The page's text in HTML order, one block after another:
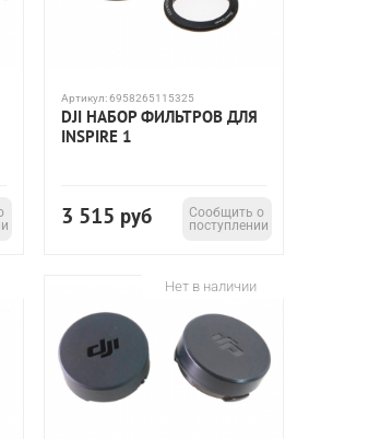
Артикул:6958265115325
DJI НАБОР ФИЛЬТРОВ ДЛЯ
INSPIRE 1
3 515 руб
Сообщить о
поступлении
Нет в наличии